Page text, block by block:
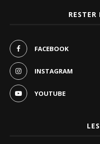
FACEBOOK
INSTAGRAM
YOUTUBE